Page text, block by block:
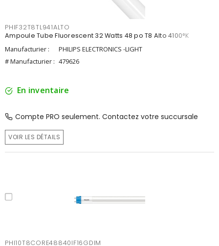
PHIF32T8TL941ALTO
Ampoule Tube Fluorescent 32 Watts 48 po T8 Alto 4100°K
Manufacturier :
PHILIPS ELECTRONICS -LIGHT
# Manufacturier : 479626
En inventaire
Compte PRO seulement. Contactez votre succursale
VOIR LES DÉTAILS
PHI10T8CORE48840IF16GDIM